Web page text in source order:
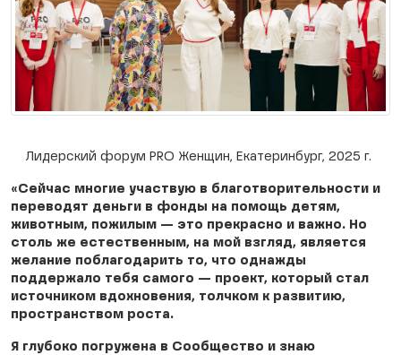
Лидерский форум PRO Женщин, Екатеринбург, 2025 г.
«Сейчас многие участвую в благотворительности и
переводят деньги в фонды на помощь детям,
животным, пожилым — это прекрасно и важно. Но
столь же естественным, на мой взгляд, является
желание поблагодарить то, что однажды
поддержало тебя самого — проект, который стал
источником вдохновения, толчком к развитию,
пространством роста.
Я глубоко погружена в Сообщество и знаю